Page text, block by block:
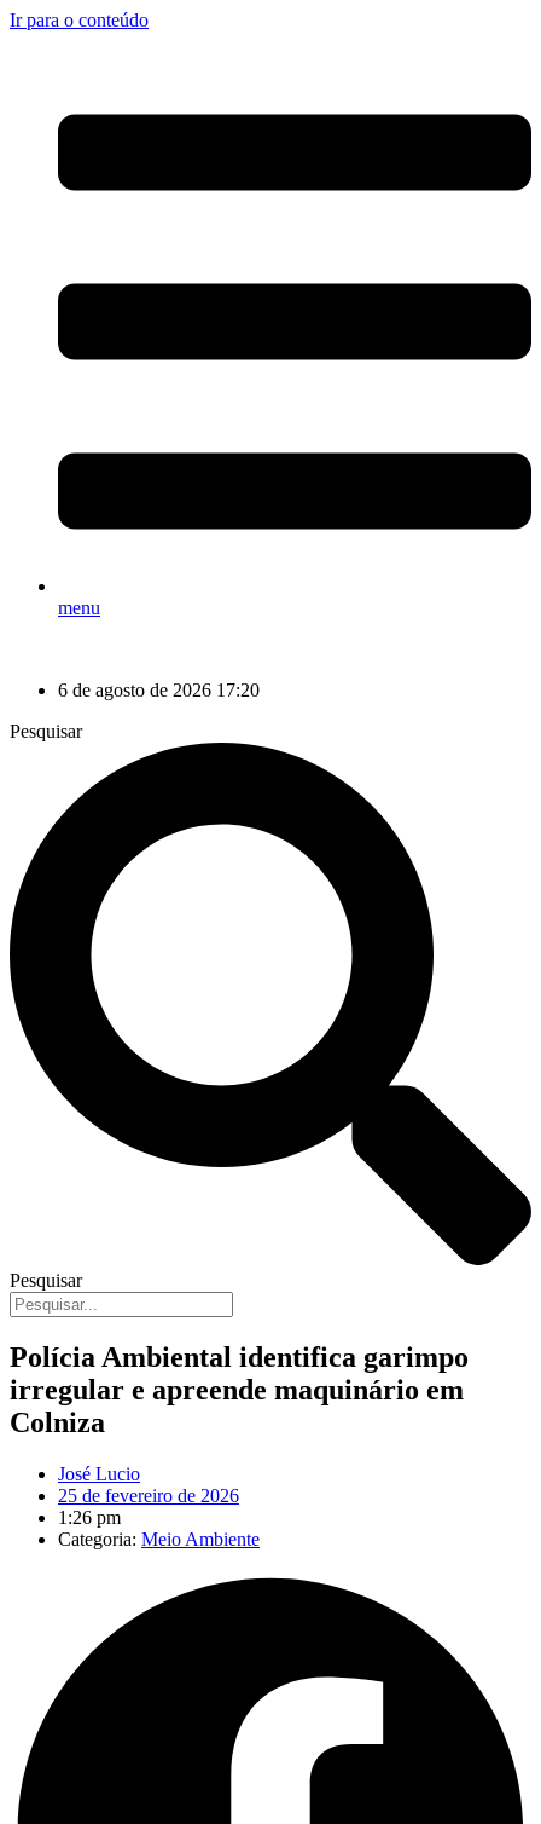
Ir para o conteúdo
menu
6 de agosto de 2026 17:20
Pesquisar
Pesquisar
Polícia Ambiental identifica garimpo
irregular e apreende maquinário em
Colniza
José Lucio
25 de fevereiro de 2026
1:26 pm
Categoria: Meio Ambiente